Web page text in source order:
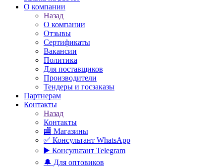
О компании
Назад
О компании
Отзывы
Сертификаты
Вакансии
Политика
Для поставщиков
Производители
Тендеры и госзаказы
Партнерам
Контакты
Назад
Контакты
🏬 Магазины
✅️ Консультант WhatsApp
▶️ Консультант Telegram
🔔 Для оптовиков